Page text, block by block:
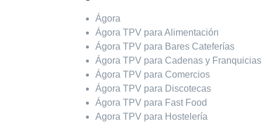
Ágora
Ágora TPV para Alimentación
Ágora TPV para Bares Cateferías
Ágora TPV para Cadenas y Franquicias
Ágora TPV para Comercios
Ágora TPV para Discotecas
Ágora TPV para Fast Food
Agora TPV para Hostelería